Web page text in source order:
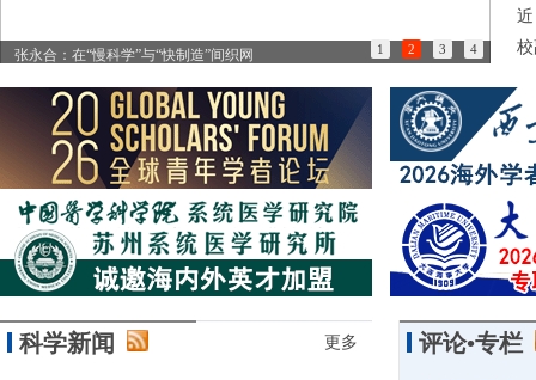
张永合：在“慢科学”与“快制造”间织网 85
1 2 3 4
科学新闻 更多 评论•专栏